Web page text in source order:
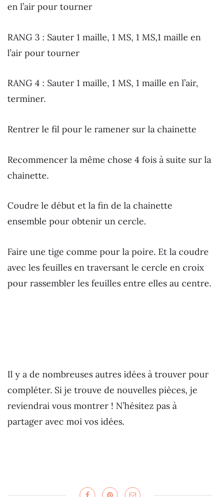
en l’air pour tourner
RANG 3 : Sauter 1 maille, 1 MS, 1 MS,1 maille en
l’air pour tourner
RANG 4 : Sauter 1 maille, 1 MS, 1 maille en l’air,
terminer.
Rentrer le fil pour le ramener sur la chainette
Recommencer la même chose 4 fois à suite sur la
chainette.
Coudre le début et la fin de la chainette
ensemble pour obtenir un cercle.
Faire une tige comme pour la poire. Et la coudre
avec les feuilles en traversant le cercle en croix
pour rassembler les feuilles entre elles au centre.
Il y a de nombreuses autres idées à trouver pour
compléter. Si je trouve de nouvelles pièces, je
reviendrai vous montrer ! N’hésitez pas à
partager avec moi vos idées.